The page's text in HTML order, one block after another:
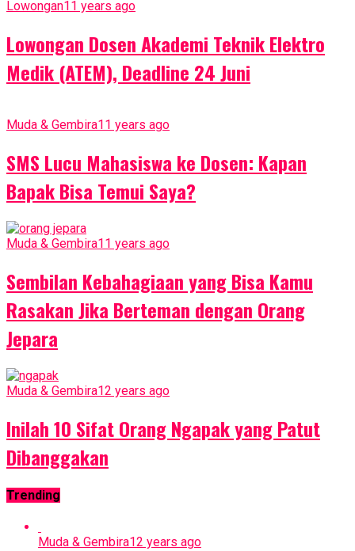
Lowongan11 years ago
Lowongan Dosen Akademi Teknik Elektro
Medik (ATEM), Deadline 24 Juni
Muda & Gembira11 years ago
SMS Lucu Mahasiswa ke Dosen: Kapan
Bapak Bisa Temui Saya?
Muda & Gembira11 years ago
Sembilan Kebahagiaan yang Bisa Kamu
Rasakan Jika Berteman dengan Orang
Jepara
Muda & Gembira12 years ago
Inilah 10 Sifat Orang Ngapak yang Patut
Dibanggakan
Trending
Muda & Gembira12 years ago